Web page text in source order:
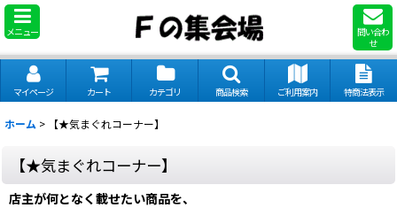
メニュー
問い合わ
せ
マイページ カート カテゴリ 商品検索 ご利用案内 特商法表示
ホーム > 【★気まぐれコーナー】
【★気まぐれコーナー】
店主が何となく載せたい商品を、